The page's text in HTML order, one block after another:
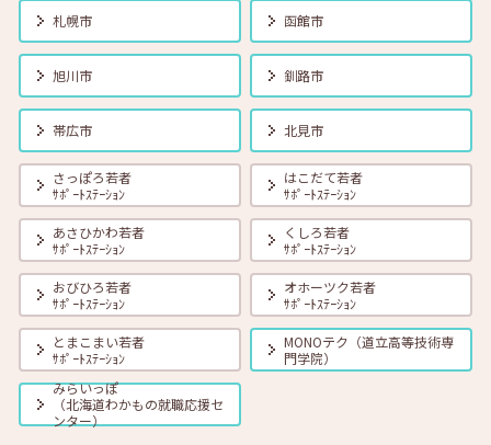
【札幌・対面】2月7日（金）面接力UP！本番で役立つ面接練習
11:00～11:45
学生
【北見・対面】2月13日（木）就勝塾 仕事ダンドリ術！ 13:30～
14:30
2025年02月01日(土) 学生 求職者
【釧路・対面】2月13日（木）就勝塾 仕事で使えるExcel講座
13:30~15:00
2025年02月01日(土) 在職者 学生 求職者
【帯広・対面】2月13日（木）就勝塾 自己分析～自分を知って就職活
動～ 14:00～14:40
2025年02月01日(土) セミナー
札幌市 函館市
旭川市 釧路市
帯広市 北見市
さっぽろ若者
ｻﾎﾟｰﾄｽﾃｰｼｮﾝ
はこだて若者
ｻﾎﾟｰﾄｽﾃｰｼｮﾝ
あさひかわ若者
ｻﾎﾟｰﾄｽﾃｰｼｮﾝ
くしろ若者
ｻﾎﾟｰﾄｽﾃｰｼｮﾝ
おびひろ若者
ｻﾎﾟｰﾄｽﾃｰｼｮﾝ
オホーツク若者
ｻﾎﾟｰﾄｽﾃｰｼｮﾝ
とまこまい若者
ｻﾎﾟｰﾄｽﾃｰｼｮﾝ
MONOテク（道立高等技術専
門学院）
みらいっぽ
（北海道わかもの就職応援セ
ンター）